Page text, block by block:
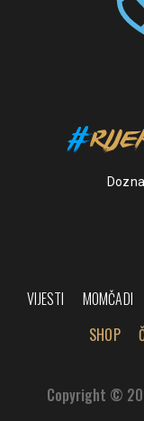
VIJESTI MOMČADI
SHOP
Copyright ©